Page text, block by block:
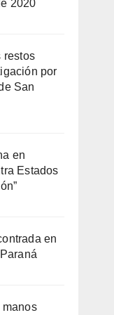
2020
restos
por
San
en
Estados
en
manos